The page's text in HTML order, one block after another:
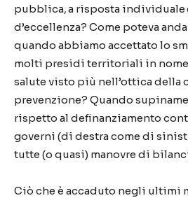
pubblica, a risposta individuale
d’eccellenza? Come poteva
quando abbiamo accettato lo
molti presidi territoriali in
salute visto più nell’ottica della
prevenzione? Quando
rispetto al definanziamento
governi (di destra come di
tutte (o quasi) manovre di
Ciò che è accaduto negli ultimi